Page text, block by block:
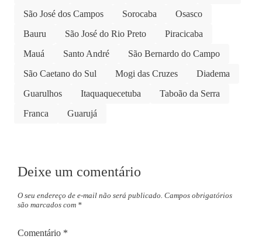
São José dos Campos
Sorocaba
Osasco
Bauru
São José do Rio Preto
Piracicaba
Mauá
Santo André
São Bernardo do Campo
São Caetano do Sul
Mogi das Cruzes
Diadema
Guarulhos
Itaquaquecetuba
Taboão da Serra
Franca
Guarujá
Deixe um comentário
O seu endereço de e-mail não será publicado. Campos obrigatórios
são marcados com *
Comentário *